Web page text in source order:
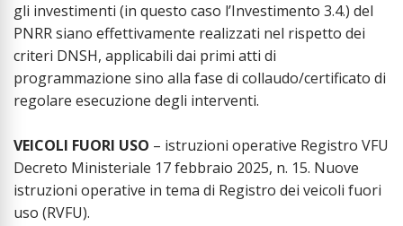
gli investimenti (in questo caso l’Investimento 3.4.) del
PNRR siano effettivamente realizzati nel rispetto dei
criteri DNSH, applicabili dai primi atti di
programmazione sino alla fase di collaudo/certificato di
regolare esecuzione degli interventi.
VEICOLI FUORI USO – istruzioni operative Registro VFU
Decreto Ministeriale 17 febbraio 2025, n. 15. Nuove
istruzioni operative in tema di Registro dei veicoli fuori
uso (RVFU).